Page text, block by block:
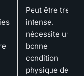
Peut être très
intense,
nécessite une
bonne
condition
physique de